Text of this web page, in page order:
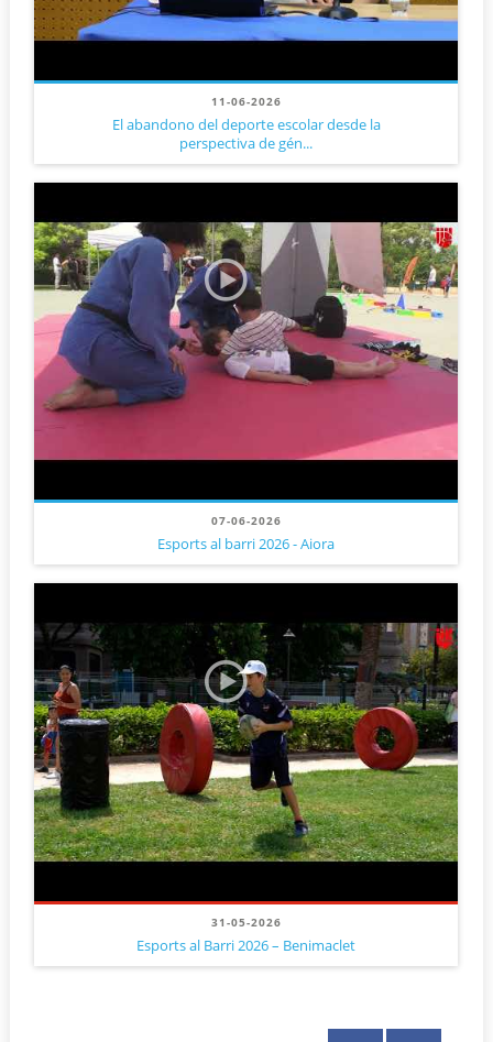
11-06-2026
El abandono del deporte escolar desde la
perspectiva de gén...
07-06-2026
Esports al barri 2026 - Aiora
31-05-2026
Esports al Barri 2026 – Benimaclet